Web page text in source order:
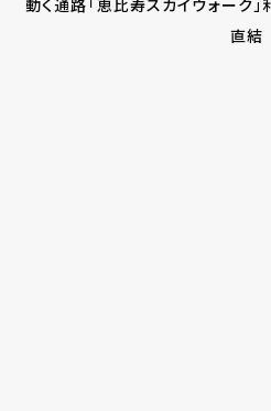
直結